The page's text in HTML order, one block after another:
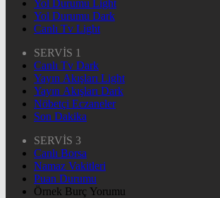
Yol Durumu Light
Yol Durumu Dark
Canlı Tv Light
SERVİS 1
Canlı Tv Dark
Yayın Akışları Light
Yayın Akışları Dark
Nöbetçi Eczaneler
Son Dakika
SERVİS 3
Canlı Borsa
Namaz Vakitleri
Puan Durumu
Örnek Burç Yorumu